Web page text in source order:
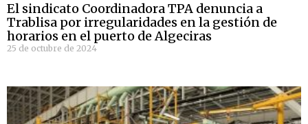
El sindicato Coordinadora TPA denuncia a
Trablisa por irregularidades en la gestión de
horarios en el puerto de Algeciras
25 de octubre de 2024